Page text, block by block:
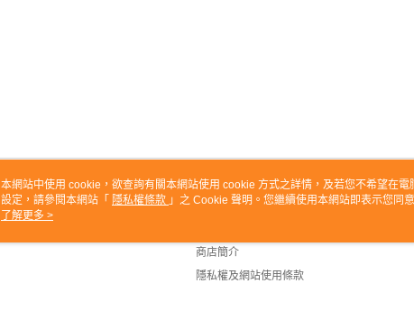
關於我們
商店簡介
隱私權及網站使用條款
本網站中使用 cookie，欲查詢有關本網站使用 cookie 方式之詳情，及若您不希望在
設定，請參閱本網站「 隱私權條款 」之 Cookie 聲明。您繼續使用本網站即表示您同
使用 cookie。
了解更多 >